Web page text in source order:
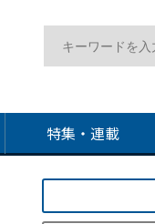
特集・連載